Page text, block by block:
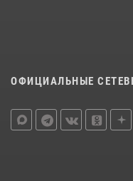
ОФИЦИАЛЬНЫЕ